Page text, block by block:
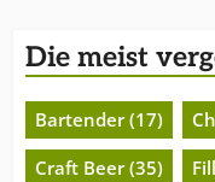
Die meist
Bartender (17)
Craft Beer (35)